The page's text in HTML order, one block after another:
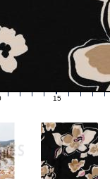
11 12 13 14 16 17 18 19